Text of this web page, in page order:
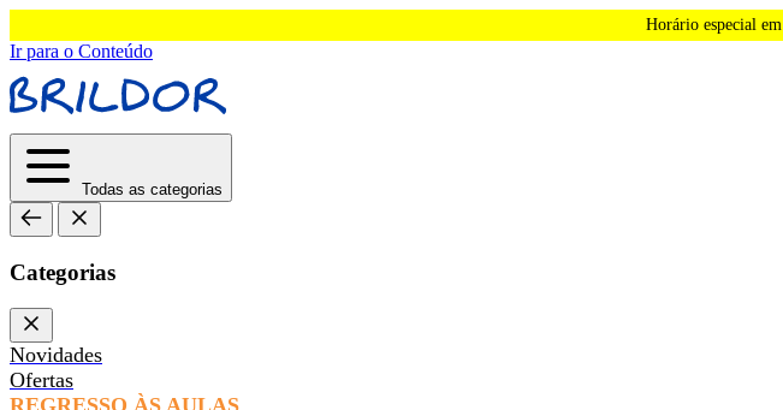
Horário especial em
Ir para o Conteúdo
Todas as categorias
Categorias
Novidades
Ofertas